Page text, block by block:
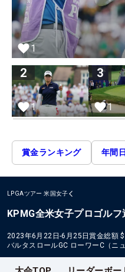
1
2
1
3
1
賞金ランキング 年間
LPGAツアー 米国女子
KPMG全米女子プロゴルフ
2023年6月22日-6月25日賞金総額
バルタスロールGC ローワーC（ニ